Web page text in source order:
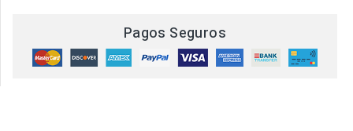
Pagos Seguros